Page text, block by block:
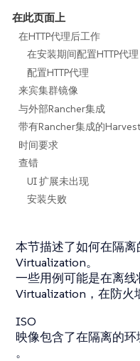
在此页面上
在HTTP代理后工作
在安装期间配置HTTP代理
配置HTTP代理
来宾集群镜像
与外部Rancher集成
带有Rancher集成的
时间要求
查错
UI 扩展未出现
安装失败
本节描述了如何在隔离
Virtualization。
一些用例可能是在离线
Virtualization，在防火
ISO
映像包含了在隔离的
。